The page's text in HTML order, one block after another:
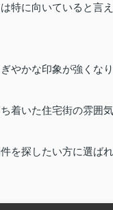
特に向いていると言え
やかな印象が強くなり
着いた住宅街の雰囲気
を探したい方に選ばれ